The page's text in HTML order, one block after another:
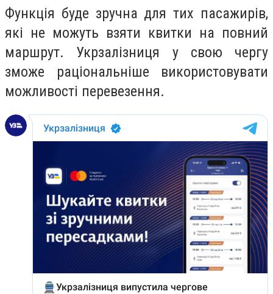
Функція буде зручна для тих пасажирів,
які не можуть взяти квитки на повний
маршрут. Укрзалізниця у свою чергу
зможе раціональніше використовувати
можливості перевезення.